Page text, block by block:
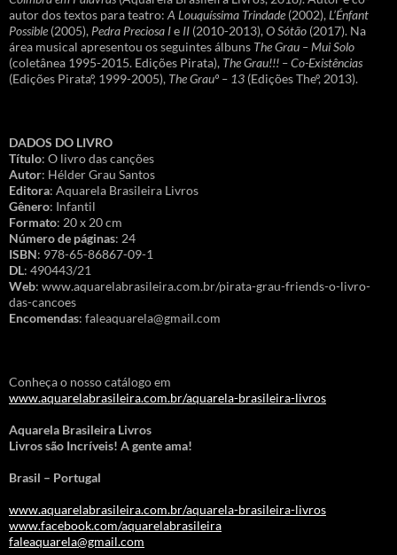
autor dos textos para teatro:A Louquíssima Trindade (2002),L’Énfant
Possible (2005),Pedra Preciosa Ie II (2010-2013),O Sótão (2017). Na
área musical apresentou os seguintes álbuns The Grau – Mui Solo
(coletânea 1995-2015. Edições Pirata), The Grau!!! – Co-Existências
(Edições Pirataº, 1999-2005), The Grauº – 13 (Edições Theº, 2013).
DADOS DO LIVRO
Título: O livro das canções
Autor: Hélder Grau Santos
Editora: Aquarela Brasileira Livros
Gênero: Infantil
Formato: 20 x 20 cm
Número de páginas: 24
ISBN: 978-65-86867-09-1
DL: 490443/21
Web: www.aquarelabrasileira.com.br/pirata-grau-friends-o-livro-
das-cancoes
Encomendas: faleaquarela@gmail.com
Conheça o nosso catálogo em
www.aquarelabrasileira.com.br/aquarela-brasileira-livros
Aquarela Brasileira Livros
Livros são Incríveis! A gente ama!
Brasil – Portugal
www.aquarelabrasileira.com.br/aquarela-brasileira-livros
www.facebook.com/aquarelabrasileira
faleaquarela@gmail.com